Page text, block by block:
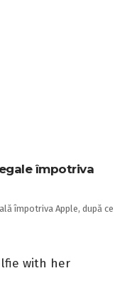
împotriva
împotriva Apple, după ce